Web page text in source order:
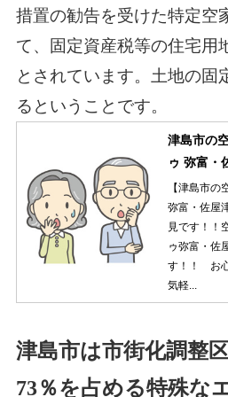
措置の勧告を受けた特定空
て、固定資産税等の住宅用
とされています。土地の固
るということです。
津島市の
ゥ 弥富・
【津島市の
弥富・佐屋
見です！！
ゥ弥富・佐
す！！ お
気軽...
津島市は市街化調整
73％を占める特殊な